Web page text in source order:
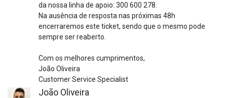
da nossa linha de apoio: 300 600 278.
Na ausência de resposta nas próximas 48h
encerraremos este ticket, sendo que o mesmo pode
sempre ser reaberto.
Com os melhores cumprimentos,
João Oliveira
Customer Service Specialist
João Oliveira